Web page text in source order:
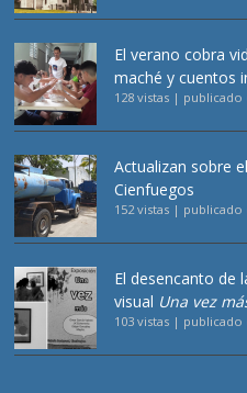
El verano cobra
maché y cuentos
128 vistas | publicado
Actualizan sobre
Cienfuegos
152 vistas | publicado
El desencanto de
visual Una vez
103 vistas | publicado